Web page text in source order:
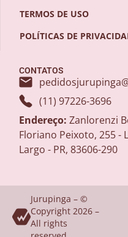
TERMOS DE USO
POLÍTICAS DE
CONTATOS
(11) 97226-3696
Endereço: Zanlorenzi
Floriano Peixoto, 255 -
Largo - PR, 83606-290
Jurupinga – ©
Copyright 2026 –
All rights